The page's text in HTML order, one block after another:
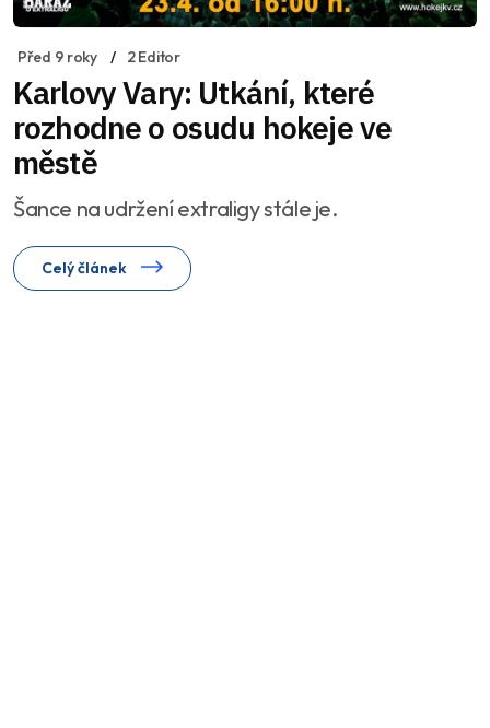
Před 9 roky 2 Editor
Karlovy Vary: Utkání, které
rozhodne o osudu hokeje ve
městě
Šance na udržení extraligy stále je.
Celý článek